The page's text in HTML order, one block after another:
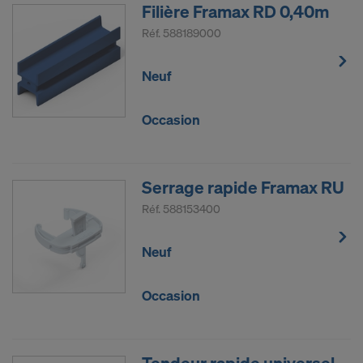
Filière Framax RD 0,40m
Réf. 588189000
Neuf
Occasion
Serrage rapide Framax RU
Réf. 588153400
Neuf
Occasion